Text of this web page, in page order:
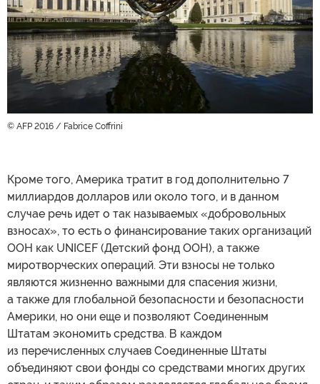
© AFP 2016 / Fabrice Coffrini
Кроме того, Америка тратит в год дополнительно 7
миллиардов долларов или около того, и в данном
случае речь идет о так называемых «добровольных
взносах», то есть о финансирование таких организаций
ООН как UNICEF (Детский фонд ООН), а также
миротворческих операций. Эти взносы не только
являются жизненно важными для спасения жизни,
а также для глобальной безопасности и безопасности
Америки, но они еще и позволяют Соединенным
Штатам экономить средства. В каждом
из перечисленных случаев Соединенные Штаты
объединяют свои фонды со средствами многих других